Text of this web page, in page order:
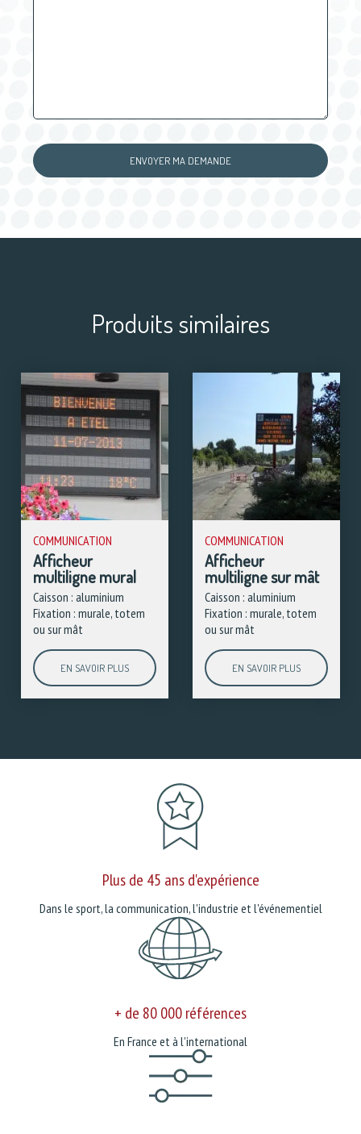
Produits similaires
COMMUNICATION
Afficheur
multiligne mural
Caisson : aluminium
Fixation : murale, totem
ou sur mât
EN SAVOIR PLUS
COMMUNICATION
Afficheur
multiligne sur mât
Caisson : aluminium
Fixation : murale, totem
ou sur mât
EN SAVOIR PLUS
Plus de 45 ans d'expérience
Dans le sport, la communication, l'industrie et l'événementiel
+ de 80 000 références
En France et à l'international